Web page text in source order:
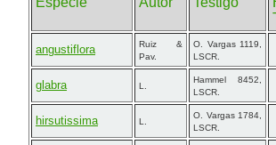
angustiflora
Ruiz &
Pav.
O. Vargas 1119,
LSCR.
glabra L.
Hammel 8452,
LSCR.
hirsutissima L.
O. Vargas 1784,
LSCR.